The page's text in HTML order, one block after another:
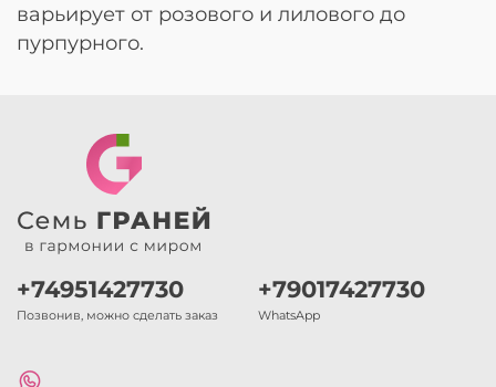
варьирует от розового и лилового до
пурпурного.
+74951427730
Позвонив, можно сделать заказ
+79017427730
WhatsApp